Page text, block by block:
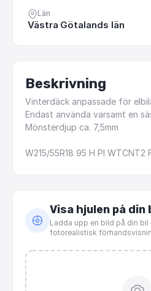
Län
Västra Götalands län
Beskrivning
Vinterdäck anpassade för
Endast använda varsamt en
Mönsterdjup ca. 7,5mm
W215​/​55R18 95 H PI WTCNT2
Visa hjulen på din
Ladda upp en bild på din bil
fotorealistisk